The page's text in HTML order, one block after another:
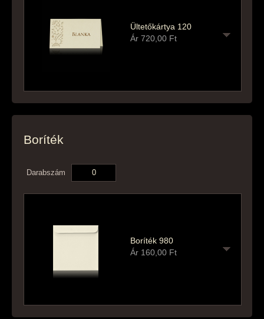
Ültetőkártya 120
Ár 720,00 Ft
Boríték
Darabszám
Boríték 980
Ár 160,00 Ft